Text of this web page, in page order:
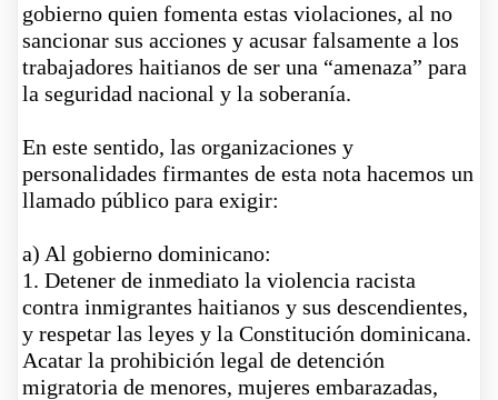
gobierno quien fomenta estas violaciones, al no
sancionar sus acciones y acusar falsamente a los
trabajadores haitianos de ser una “amenaza” para
la seguridad nacional y la soberanía.
En este sentido, las organizaciones y
personalidades firmantes de esta nota hacemos un
llamado público para exigir:
a) Al gobierno dominicano:
1. Detener de inmediato la violencia racista
contra inmigrantes haitianos y sus descendientes,
y respetar las leyes y la Constitución dominicana.
Acatar la prohibición legal de detención
migratoria de menores, mujeres embarazadas,